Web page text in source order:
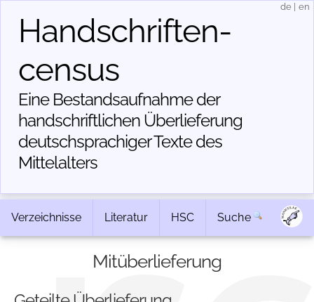
Handschriften­
census
Eine Bestandsaufnahme der
handschriftlichen Über­lieferung
deutschsprachiger Texte des
Mittelalters
de en
Verzeichnisse Literatur HSC Suche
Mitüberlieferung